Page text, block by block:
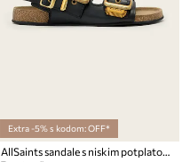
Extra -5% s kodom: OFF*
AllSaints sandale s niskim potplatom za žene od kože Staffa Sandal